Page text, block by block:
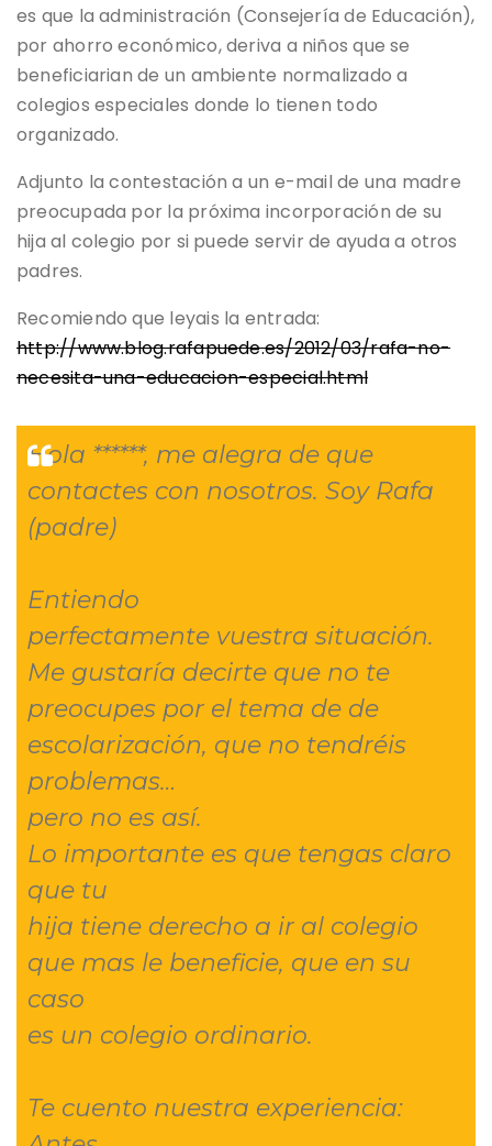
es que la administración (Consejería de Educación),
por ahorro económico, deriva a niños que se
beneficiarian de un ambiente normalizado a
colegios especiales donde lo tienen todo
organizado.
Adjunto la contestación a un e-mail de una madre
preocupada por la próxima incorporación de su
hija al colegio por si puede servir de ayuda a otros
padres.
Recomiendo que leyais la entrada:
http://www.blog.rafapuede.es/2012/03/rafa-no-
necesita-una-educacion-especial.html
Hola ******, me alegra de que
contactes con nosotros. Soy Rafa
(padre)
Entiendo
perfectamente vuestra situación.
Me gustaría decirte que no te
preocupes por el tema de de
escolarización, que no tendréis
problemas…
pero no es así.
Lo importante es que tengas claro
que tu
hija tiene derecho a ir al colegio
que mas le beneficie, que en su
caso
es un colegio ordinario.
Te cuento nuestra experiencia: